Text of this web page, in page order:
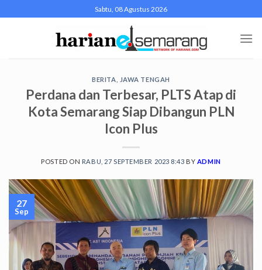
to
Sabtu, 08 Agustus 2026
BERITA JAWA TENGAH
Perdana dan Terbesar, PLTS Atap di
Kota Semarang Siap Dibangun PLN
Icon Plus
POSTED ON RABU, 27 SEPTEMBER 2023 8:43 BY ADMIN
27
Sep